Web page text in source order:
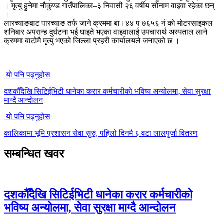
। मृत्यु हुनेमा नौकुण्ड गाउँपालिका–३ निवासी २६ वर्षीय सोनाम वाइवा रहेका छन्
।
लारच्याङबाट पारच्याङ तर्फ जाने क्रममा बा।४४ प ७६५६ नं को मोटरसाइकल
शनिबार अपरान्ह दुर्घटना भई घाइते भएका वाइवालाई उपचारार्थ अस्पताल लाने
क्रममा बाटोमै मृत्यु भएको जिल्ला प्रहरी कार्यालयले जनाएको छ ।
यो पनि पढ्नुहोस
दशकौँदेखि सिटिईभिटी धानेका करार कर्मचारीको भविष्य अन्योलमा, सेवा सुरक्षा
माग्दै आन्दोलन
यो पनि पढ्नुहोस
कालिकामा भूमि प्रशासन सेवा सुरु, पहिलो दिनमै ६ वटा लालपुर्जा वितरण
सम्बन्धित खवर
दशकौँदेखि सिटिईभिटी धानेका करार कर्मचारीको
भविष्य अन्योलमा, सेवा सुरक्षा माग्दै आन्दोलन